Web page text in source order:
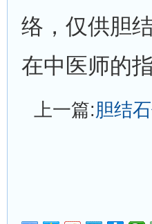
络，仅供胆
在中医师的
上一篇:胆结